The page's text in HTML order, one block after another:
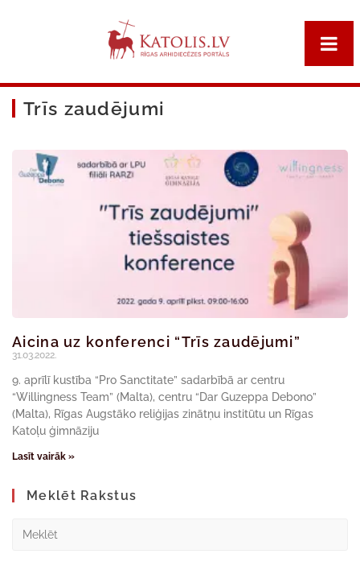
Trīs zaudējumi
Aicina uz konferenci “Trīs zaudējumi”
31.03.2022.
9. aprīlī kustība “Pro Sanctitate” sadarbībā ar centru
“Willingness Team” (Malta), centru “Dar Guzeppa Debono”
(Malta), Rīgas Augstāko reliģijas zinātņu institūtu un Rīgas
Katoļu ģimnāziju
Lasīt vairāk »
Meklēt Rakstus